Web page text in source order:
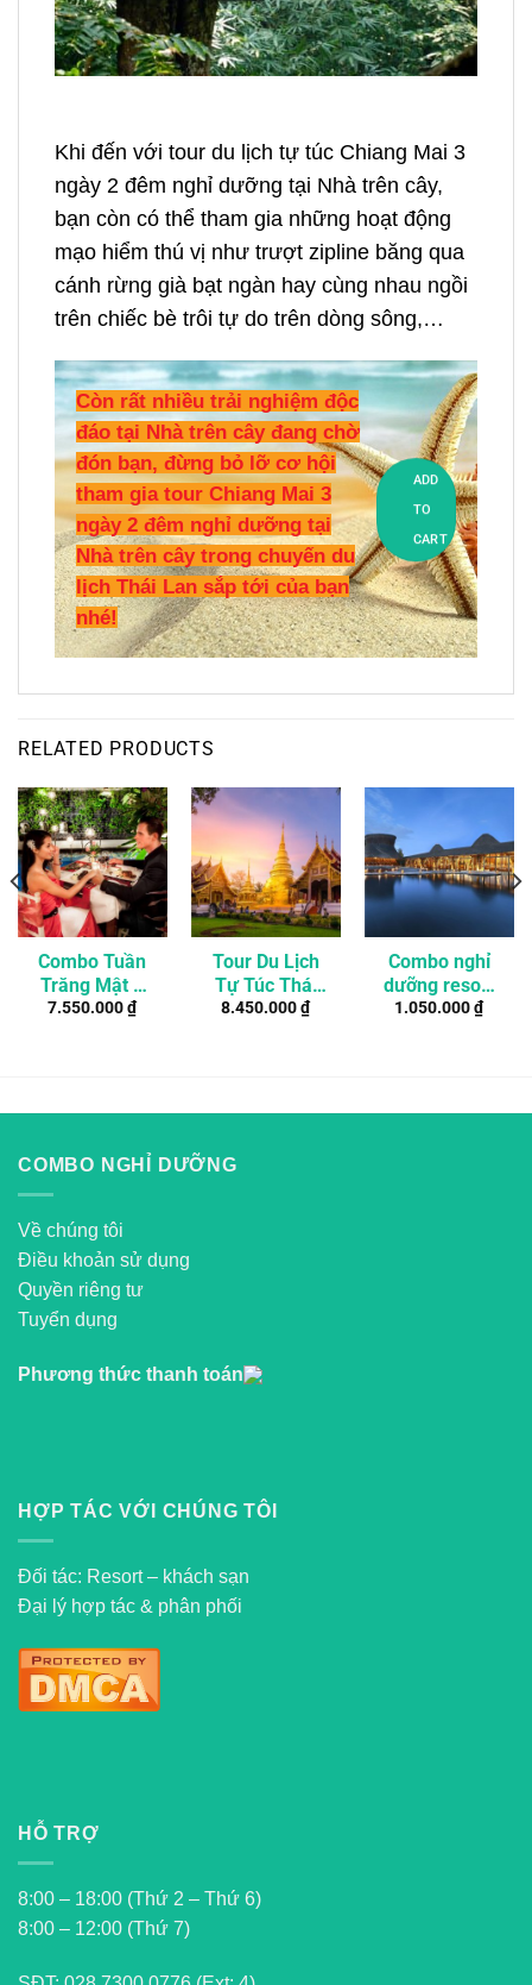
Khi đến với tour du lịch tự túc Chiang Mai 3
ngày 2 đêm nghỉ dưỡng tại Nhà trên cây,
bạn còn có thể tham gia những hoạt động
mạo hiểm thú vị như trượt zipline băng qua
cánh rừng già bạt ngàn hay cùng nhau ngồi
trên chiếc bè trôi tự do trên dòng sông,…
Còn rất nhiều trải nghiệm độc
đáo tại Nhà trên cây đang chờ
đón bạn, đừng bỏ lỡ cơ hội
tham gia tour Chiang Mai 3
ngày 2 đêm nghỉ dưỡng tại
Nhà trên cây trong chuyến du
lịch Thái Lan sắp tới của bạn
nhé!
ADD
TO
CART
RELATED PRODUCTS
Combo Tuần
Trăng Mật 4
Ngày 3 Đêm
7.550.000₫
Tour Du Lịch
Tự Túc Thái
Lan –
8.450.000₫
Combo nghỉ
dưỡng resort
Naman
1.050.000₫
COMBO NGHỈ DƯỠNG
Về chúng tôi
Điều khoản sử dụng
Quyền riêng tư
Tuyển dụng
Phương thức thanh toán
HỢP TÁC VỚI CHÚNG TÔI
Đối tác: Resort – khách sạn
Đại lý hợp tác & phân phối
HỖ TRỢ
8:00 – 18:00 (Thứ 2 – Thứ 6)
8:00 – 12:00 (Thứ 7)